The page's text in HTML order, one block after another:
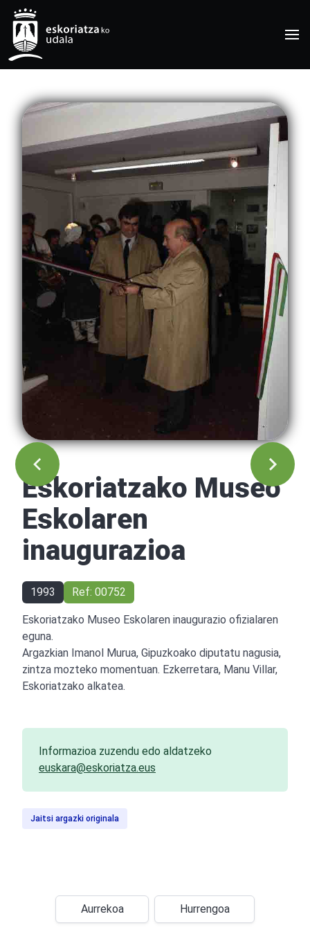
Eskoriatzako Museo
Eskolaren
inaugurazioa
1993 Ref: 00752
Eskoriatzako Museo Eskolaren inaugurazio ofizialaren
eguna.
Argazkian Imanol Murua, Gipuzkoako diputatu nagusia,
zintza mozteko momentuan. Ezkerretara, Manu Villar,
Eskoriatzako alkatea.
Informazioa zuzendu edo aldatzeko
euskara@eskoriatza.eus
Jaitsi argazki originala
Aurrekoa Hurrengoa